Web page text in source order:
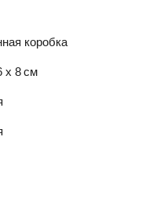
коробка
х 8см